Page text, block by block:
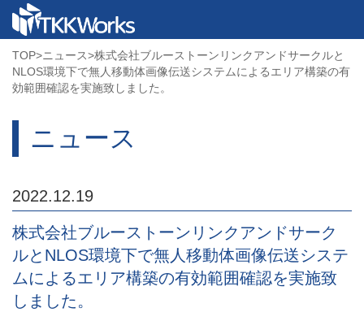
TOP>ニュース>株式会社ブルーストーンリンクアンドサークルと
NLOS環境下で無人移動体画像伝送システムによるエリア構築の有
効範囲確認を実施致しました。
ニュース
2022.12.19
株式会社ブルーストーンリンクアンドサーク
ルとNLOS環境下で無人移動体画像伝送システ
ムによるエリア構築の有効範囲確認を実施致
しました。